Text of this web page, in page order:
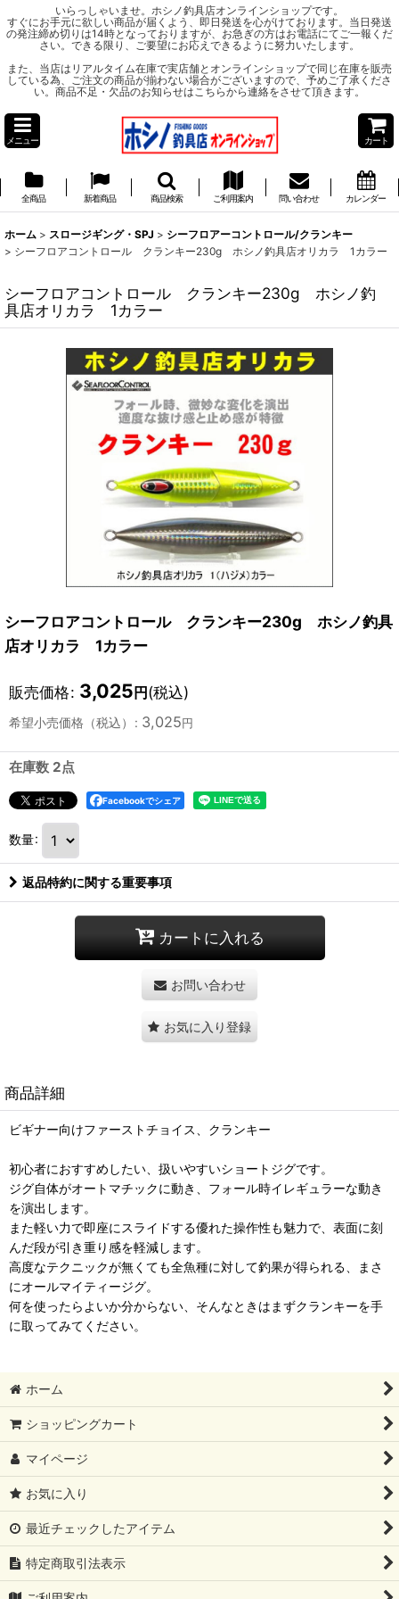
いらっしゃいませ。ホシノ釣具店オンラインショップです。
すぐにお手元に欲しい商品が届くよう、即日発送を心がけております。当日発送
の発注締め切りは14時となっておりますが、お急ぎの方はお電話にてご一報くだ
さい。できる限り、ご要望にお応えできるように努力いたします。
また、当店はリアルタイム在庫で実店舗とオンラインショップで同じ在庫を販売
している為、ご注文の商品が揃わない場合がございますので、予めご了承くださ
い。商品不足・欠品のお知らせはこちらから連絡をさせて頂きます。
メニュー カート
全商品 新着商品 商品検索 ご利用案内 問い合わせ カレンダー
ホーム > スロージギング・SPJ > シーフロアーコントロール/クランキー
> シーフロアコントロール クランキー230g ホシノ釣具店オリカラ 1カラー
シーフロアコントロール クランキー230g ホシノ釣
具店オリカラ 1カラー
シーフロアコントロール クランキー230g ホシノ釣具
店オリカラ 1カラー
販売価格: 3,025円(税込)
希望小売価格（税込） : 3,025円
在庫数 2点
Facebookでシェア
数量:
返品特約に関する重要事項
カートに入れる
お問い合わせ
お気に入り登録
商品詳細
ビギナー向けファーストチョイス、クランキー
初心者におすすめしたい、扱いやすいショートジグです。
ジグ自体がオートマチックに動き、フォール時イレギュラーな動き
を演出します。
また軽い力で即座にスライドする優れた操作性も魅力で、表面に刻
んだ段が引き重り感を軽減します。
高度なテクニックが無くても全魚種に対して釣果が得られる、まさ
にオールマイティージグ。
何を使ったらよいか分からない、そんなときはまずクランキーを手
に取ってみてください。
ホーム
ショッピングカート
マイページ
お気に入り
最近チェックしたアイテム
特定商取引法表示